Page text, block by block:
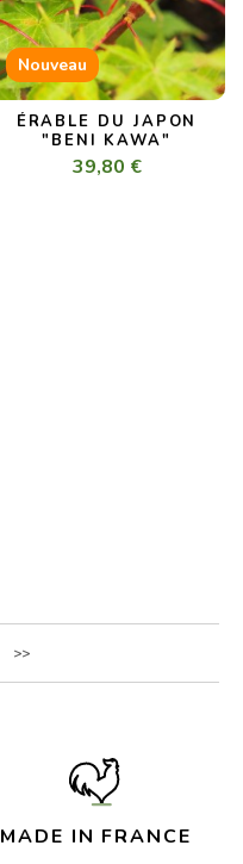
Nouveau
ÉRABLE DU JAPON
"BENI KAWA"
39,80 €
>>
MADE IN FRANCE